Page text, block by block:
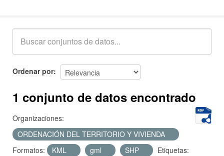
Acerca de
Ordenar por
1 conjunto de datos encontrado
Organizaciones:
ORDENACIÓN DEL TERRITORIO Y VIVIENDA
Formatos:
KML gml SHP
Etiquetas: